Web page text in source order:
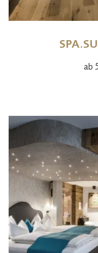
ab